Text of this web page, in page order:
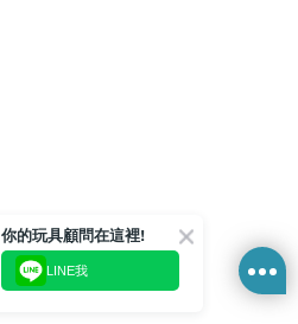
你的玩具顧問在這裡!
LINE我